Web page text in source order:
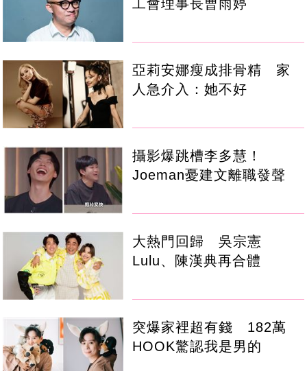
工會理事長曹雨婷
亞莉安娜瘦成排骨精 家
人急介入：她不好
攝影爆跳槽李多慧！
Joeman憂建文離職發聲
大熱門回歸 吳宗憲
Lulu、陳漢典再合體
突爆家裡超有錢 182萬
HOOK驚認我是男的